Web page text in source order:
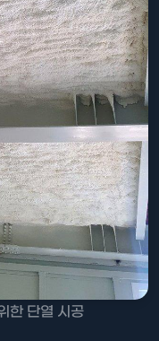
한 단열 시공